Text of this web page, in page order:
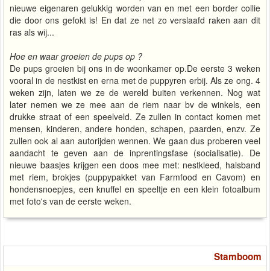
nieuwe eigenaren gelukkig worden van en met een border collie
die door ons gefokt is! En dat ze net zo verslaafd raken aan dit
ras als wij...
Hoe en waar groeien de pups op ?
De pups groeien bij ons in de woonkamer op.De eerste 3 weken
vooral in de nestkist en erna met de puppyren erbij. Als ze ong. 4
weken zijn, laten we ze de wereld buiten verkennen. Nog wat
later nemen we ze mee aan de riem naar bv de winkels, een
drukke straat of een speelveld. Ze zullen in contact komen met
mensen, kinderen, andere honden, schapen, paarden, enzv. Ze
zullen ook al aan autorijden wennen. We gaan dus proberen veel
aandacht te geven aan de inprentingsfase (socialisatie). De
nieuwe baasjes krijgen een doos mee met: nestkleed, halsband
met riem, brokjes (puppypakket van Farmfood en Cavom) en
hondensnoepjes, een knuffel en speeltje en een klein fotoalbum
met foto's van de eerste weken.
Stamboom